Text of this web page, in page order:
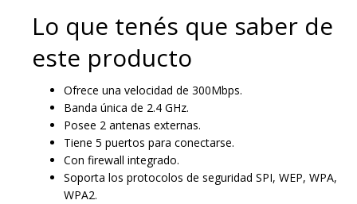
Lo que tenés que saber de
este producto
Ofrece una velocidad de 300Mbps.
Banda única de 2.4 GHz.
Posee 2 antenas externas.
Tiene 5 puertos para conectarse.
Con firewall integrado.
Soporta los protocolos de seguridad SPI, WEP, WPA,
WPA2.